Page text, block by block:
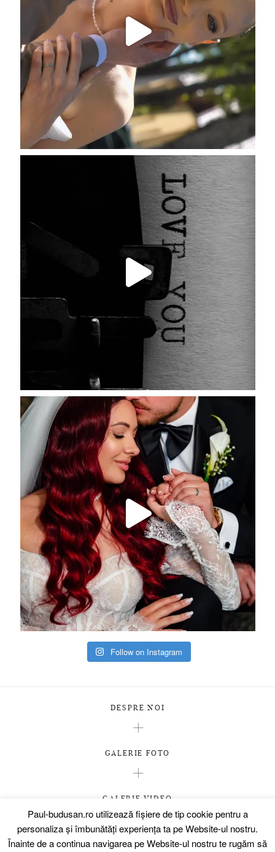
Follow on Instagram
DESPRE NOI
GALERIE FOTO
GALERIE VIDEO
PREMII
Paul-budusan.ro utilizează fişiere de tip cookie pentru a
personaliza și îmbunătăți experiența ta pe Website-ul nostru.
Înainte de a continua navigarea pe Website-ul nostru te rugăm să